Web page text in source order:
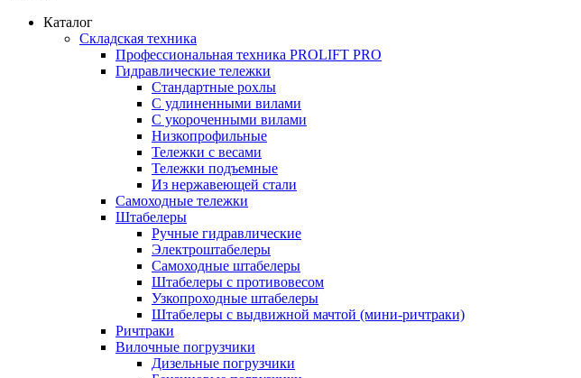
Каталог
Складская техника
Профессиональная техника PROLIFT PRO
Гидравлические тележки
Стандартные рохлы
С удлиненными вилами
С укороченными вилами
Низкопрофильные
Тележки с весами
Тележки подъемные
Из нержавеющей стали
Самоходные тележки
Штабелеры
Ручные гидравлические
Электроштабелеры
Самоходные штабелеры
Штабелеры с противовесом
Узкопроходные штабелеры
Штабелеры с выдвижной мачтой (мини-ричтраки)
Ричтраки
Вилочные погрузчики
Дизельные погрузчики